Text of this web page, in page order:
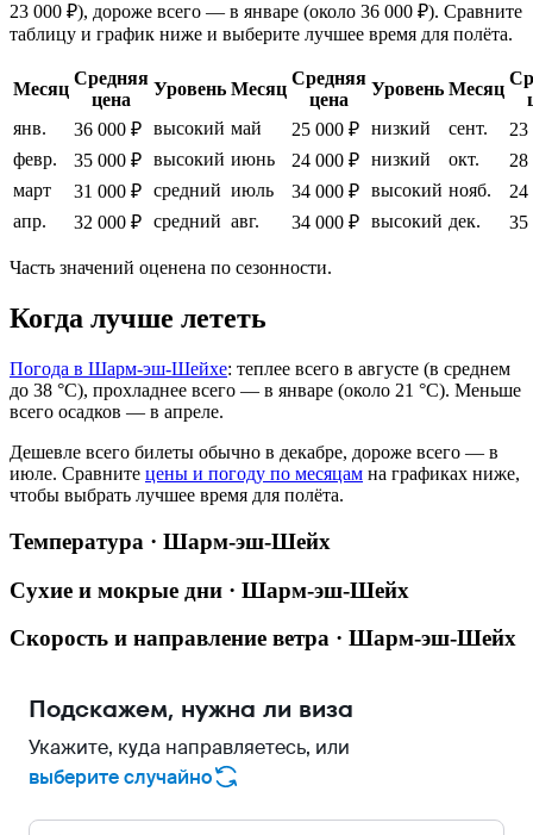
23 000 ₽), дороже всего — в январе (около 36 000 ₽). Сравните
таблицу и график ниже и выберите лучшее время для полёта.
Месяц
Средняя
цена
Уровень Месяц
Средняя
цена
Уровень Месяц
янв.
36 000 ₽ высокий май 25 000 ₽ низкий сент.
23
февр.
35 000 ₽ высокий июнь 24 000 ₽ низкий окт.
28
март
31 000 ₽ средний июль 34 000 ₽ высокий нояб.
24
апр.
32 000 ₽ средний авг. 34 000 ₽ высокий дек. 35
Часть значений оценена по сезонности.
Когда лучше лететь
Погода в Шарм-эш-Шейхе: теплее всего в августе (в среднем
до 38 °C), прохладнее всего — в январе (около 21 °C). Меньше
всего осадков — в апреле.
Дешевле всего билеты обычно в декабре, дороже всего — в
июле. Сравните цены и погоду по месяцам на графиках ниже,
чтобы выбрать лучшее время для полёта.
Температура · Шарм-эш-Шейх
Сухие и мокрые дни · Шарм-эш-Шейх
Скорость и направление ветра · Шарм-эш-Шейх
Подскажем, нужна ли виза
Укажите, куда направляетесь, или
выберите случайно